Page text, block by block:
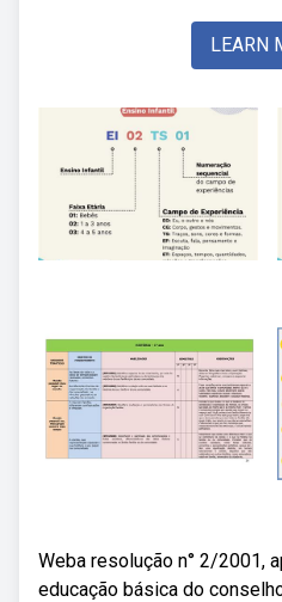
LEARN
Weba resolução n° 2/2001,
educação básica do